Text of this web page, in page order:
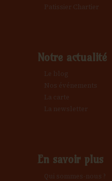
Patissier Chartier
Notre actualité
Le blog
Nos événements
La carte
La newsletter
En savoir plus
Qui sommes-nous ?